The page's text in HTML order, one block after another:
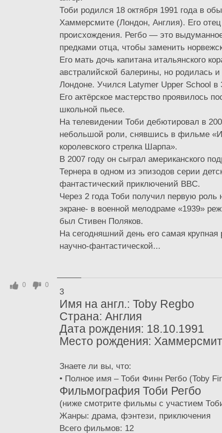
Тоби родился 18 октября 1991 года в
Хаммерсмите (Лондон, Англия). Его отец
происхождения. Регбо — это
предками отца, чтобы заменить
Его мать дочь капитана итальянского
австралийской балерины, но родилась
Лондоне. Учился Latymer Upper School
Его актёрское мастерство проявилось
школьной пьесе.
На телевидении Тоби дебютировал в
небольшой роли, снявшись в фильме
королевского стрелка Шарпа».
В 2007 году он сыграл американского
Тернера в одном из эпизодов серии
фантастический приключений BBC.
Через 2 года Тоби получил первую
экране- в военной мелодраме «1939»
был Стивен Поляков.
На сегодняшний день его самая крупная
научно-фантастической...
3
Имя на англ.: Toby Regbo
Страна: Англия
Дата рождения: 18.10.1991
Место рождения:
Знаете ли вы, что:
• Полное имя – Тоби Финн Регбо (Toby
Фильмография Тоби Регбо
(ниже смотрите фильмы с участием
Жанры: драма, фэнтези, приключения
Всего фильмов: 12
0 0